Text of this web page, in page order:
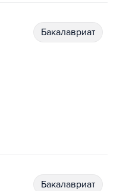
бакалавриат
бакалавриат